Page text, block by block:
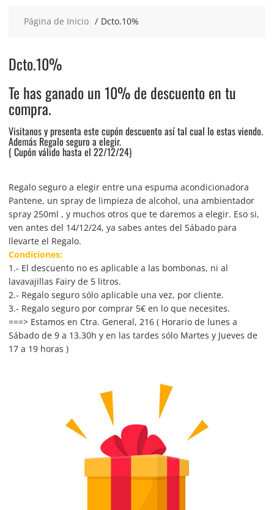
Página de Inicio Dcto.10%
Dcto.10%
Te has ganado un 10% de descuento en tu
compra.
Visitanos y presenta este cupón descuento así tal cual lo estas viendo.
Además Regalo seguro a elegir.
( Cupón válido hasta el 22/12/24)
Regalo seguro a elegir entre una espuma acondicionadora
Pantene, un spray de limpieza de alcohol, una ambientador
spray 250ml , y muchos otros que te daremos a elegir. Eso si,
ven antes del 14/12/24, ya sabes antes del Sábado para
llevarte el Regalo.
Condiciones:
1.- El descuento no es aplicable a las bombonas, ni al
lavavajillas Fairy de 5 litros.
2.- Regalo seguro sólo aplicable una vez, por cliente.
3.- Regalo seguro por comprar 5€ en lo que necesites.
===> Estamos en Ctra. General, 216 ( Horario de lunes a
Sábado de 9 a 13.30h y en las tardes sólo Martes y Jueves de
17 a 19 horas )